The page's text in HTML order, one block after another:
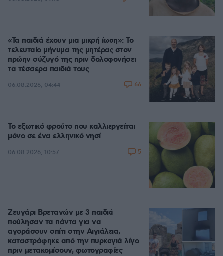
«Τα παιδιά έχουν μια μικρή ίωση»: Το
τελευταίο μήνυμα της μητέρας στον
πρώην σύζυγό της πριν δολοφονήσει
τα τέσσερα παιδιά τους
06.08.2026, 04:44 66
Το εξωτικό φρούτο που καλλιεργείται
μόνο σε ένα ελληνικό νησί
06.08.2026, 10:57 5
Ζευγάρι Βρετανών με 3 παιδιά
πούλησαν τα πάντα για να
αγοράσουν σπίτι στην Αιγιάλεια,
καταστράφηκε από την πυρκαγιά λίγο
πριν μετακομίσουν, φωτογραφίες